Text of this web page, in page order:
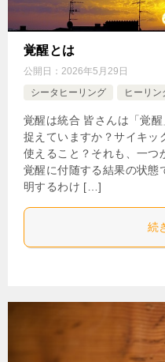
覚醒とは
公開日： 2026年5月29日
シータヒーリング
ヒーリ
覚醒は統合 皆さんは「覚
捉えていますか？サイキッ
使えること？それも、一つ
覚醒に付随する結果の状態
明するわけ […]
続